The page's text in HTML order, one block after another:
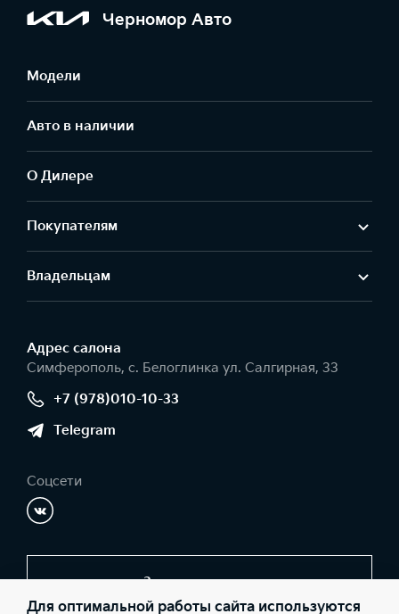
Черномор Авто
Модели
Авто в наличии
О Дилере
Покупателям
Владельцам
Адрес салонa
Симферополь, с. Белоглинка ул. Салгирная, 33
+7 (978)010-10-33
Telegram
Соцсети
Заказать звонок
Для оптимальной работы сайта используются